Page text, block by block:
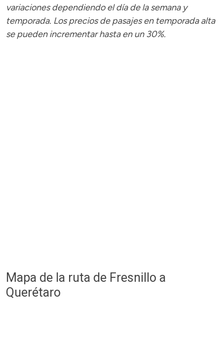
variaciones dependiendo el día de la semana y
temporada. Los precios de pasajesen temporada alta
se pueden incrementar hasta en un 30%.
Mapa de la ruta de Fresnillo a
Querétaro